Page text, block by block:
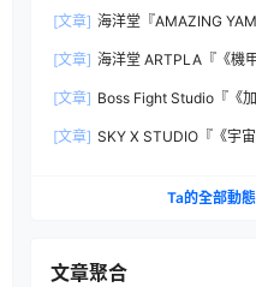
[文章] 海洋堂『AMAZING
之刃與大魄力火焰特效！
[文章] 海洋堂 ARTPLA『《機
規再現！
[文章] Boss Fight Studio『《
受到的龐大份量！
[文章] SKY X STUDIO『《宇
Ta的全部動態
文章聚合